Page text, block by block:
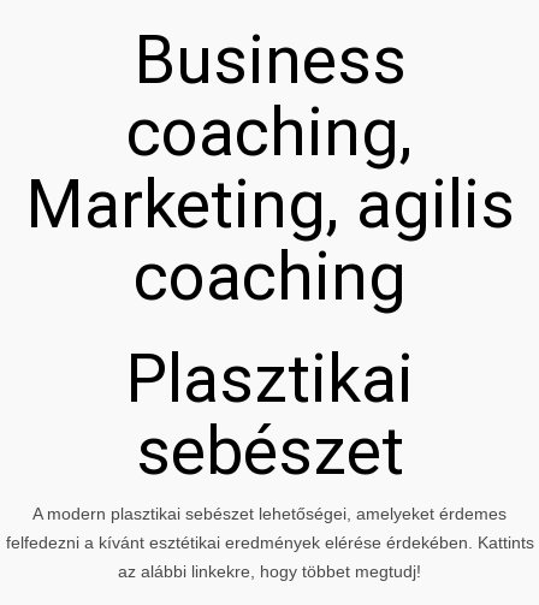
Business
coaching,
Marketing, agilis
coaching
Plasztikai
sebészet
A modern plasztikai sebészet lehetőségei, amelyeket érdemes
felfedezni a kívánt esztétikai eredmények elérése érdekében. Kattints
az alábbi linkekre, hogy többet megtudj!